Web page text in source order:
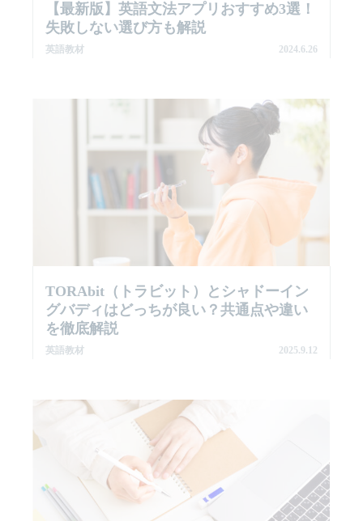
【最新版】英語文法アプリおすすめ3選！
失敗しない選び方も解説
英語教材 2024.6.26
TORAbit（トラビット）とシャドーイン
グバディはどっちが良い？共通点や違い
を徹底解説
英語教材 2025.9.12